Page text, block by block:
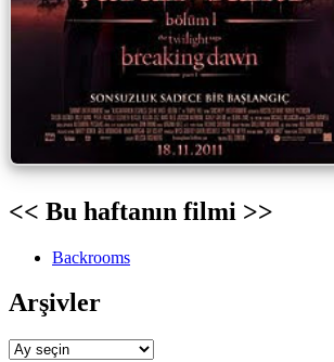
<< Bu haftanın filmi >>
Backrooms
Arşivler
Arşivler